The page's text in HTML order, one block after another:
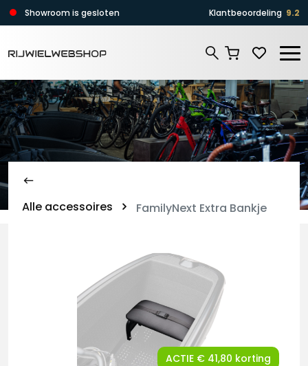
Zoeken
Showroom is gesloten Klantbeoordeling 9.2
Alle accessoires FamilyNext Extra Bankje
ACTIE € 41,80 korting